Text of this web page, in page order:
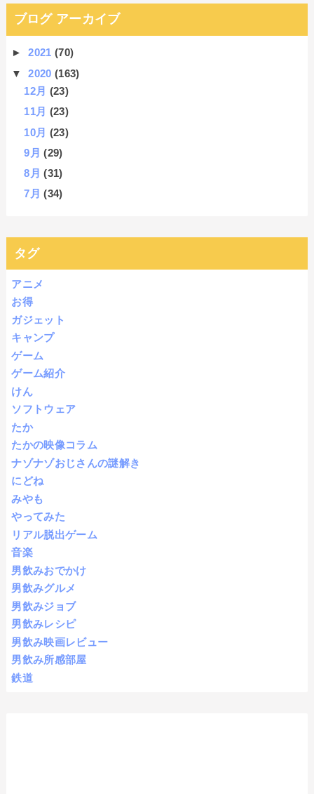
ブログ アーカイブ
►2021(70)
▼2020(163)
12月 (23)
11月 (23)
10月 (23)
9月(29)
8月(31)
7月(34)
タグ
アニメ
お得
ガジェット
キャンプ
ゲーム
ゲーム紹介
けん
ソフトウェア
たか
たかの映像コラム
ナゾナゾおじさんの謎解き
にどね
みやも
やってみた
リアル脱出ゲーム
音楽
男飲みおでかけ
男飲みグルメ
男飲みジョブ
男飲みレシピ
男飲み映画レビュー
男飲み所感部屋
鉄道